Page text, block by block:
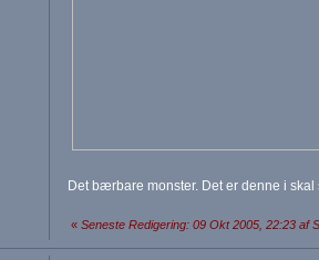
Det bærbare monster. Det er denne i
« Seneste Redigering: 09 Okt 2005, 22:23 af